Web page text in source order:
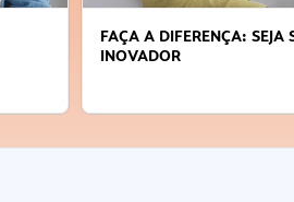
FAÇA A DIFERENÇA: SEJA
INOVADOR